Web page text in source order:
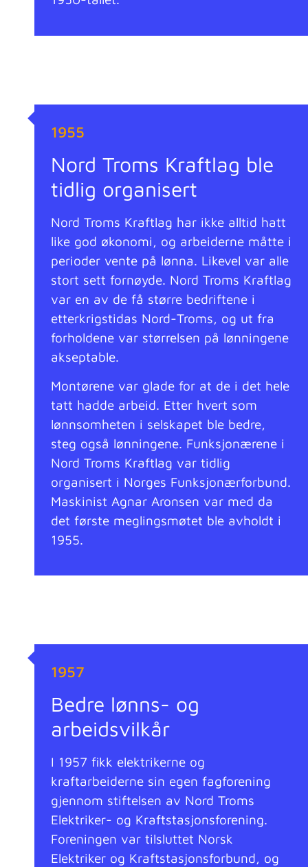
1955
Nord Troms Kraftlag ble
tidlig organisert
Nord Troms Kraftlag har ikke alltid hatt
like god økonomi, og arbeiderne måtte i
perioder vente på lønna. Likevel var alle
stort sett fornøyde. Nord Troms Kraftlag
var en av de få større bedriftene i
etterkrigstidas Nord-Troms, og ut fra
forholdene var størrelsen på lønningene
akseptable.
Montørene var glade for at de i det hele
tatt hadde arbeid. Etter hvert som
lønnsomheten i selskapet ble bedre,
steg også lønningene. Funksjonærene i
Nord Troms Kraftlag var tidlig
organisert i Norges Funksjonærforbund.
Maskinist Agnar Aronsen var med da
det første meglingsmøtet ble avholdt i
1955.
1957
Bedre lønns- og
arbeidsvilkår
I 1957 fikk elektrikerne og
kraftarbeiderne sin egen fagforening
gjennom stiftelsen av Nord Troms
Elektriker- og Kraftstasjonsforening.
Foreningen var tilsluttet Norsk
Elektriker og Kraftstasjonsforbund, og